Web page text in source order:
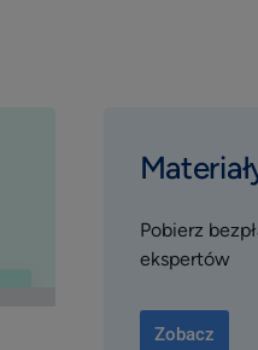
Pobierz
ekspertów
Zobacz